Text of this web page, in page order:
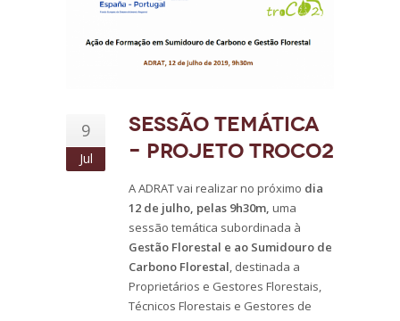
9
Jul
Sessão Temática
– Projeto TROCO2
A ADRAT vai realizar no próximo dia
12 de julho, pelas 9h30m, uma
sessão temática subordinada à
Gestão Florestal e ao Sumidouro de
Carbono Florestal , destinada a
Proprietários e Gestores Florestais,
Técnicos Florestais e Gestores de